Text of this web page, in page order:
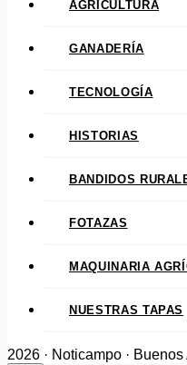
AGRICULTURA
GANADERÍA
TECNOLOGÍA
HISTORIAS
BANDIDOS
FOTAZAS
MAQUINARIA
NUESTRAS TAPAS
2026 · Noticampo ·